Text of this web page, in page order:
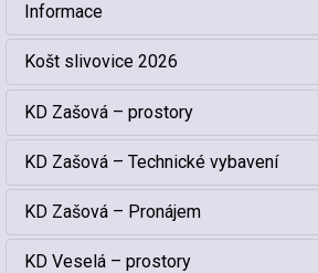
Informace
Košt slivovice 2026
KD Zašová – prostory
KD Zašová – Technické vybavení
KD Zašová – Pronájem
KD Veselá – prostory